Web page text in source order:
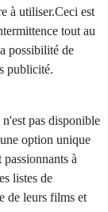
à utiliser.Ceci est
tout au
possibilité de
publicité.
pas disponible
option unique
à
listes de
de leurs films et